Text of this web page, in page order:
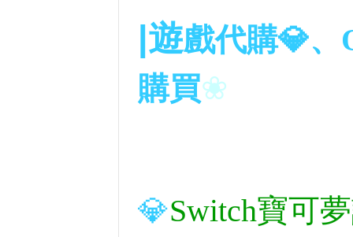
|遊戲代購💎、
購買❀
💎Switch